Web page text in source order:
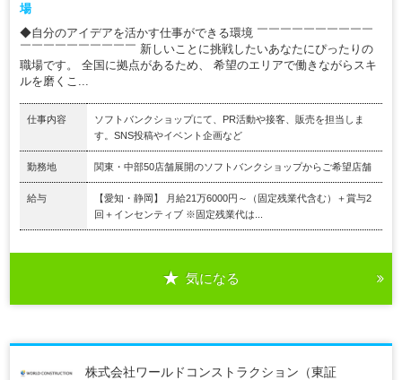
場
◆自分のアイデアを活かす仕事ができる環境 ￣￣￣￣￣￣￣￣￣￣
￣￣￣￣￣￣￣￣￣￣ 新しいことに挑戦したいあなたにぴったりの
職場です。 全国に拠点があるため、 希望のエリアで働きながらスキ
ルを磨くこ...
仕事内容
ソフトバンクショップにて、PR活動や接客、販売を担当しま
す。SNS投稿やイベント企画など
勤務地 関東・中部50店舗展開のソフトバンクショップからご希望店舗
給与
【愛知・静岡】 月給21万6000円～（固定残業代含む）＋賞与2
回＋インセンティブ ※固定残業代は...
気になる
株式会社ワールドコンストラクション（東証